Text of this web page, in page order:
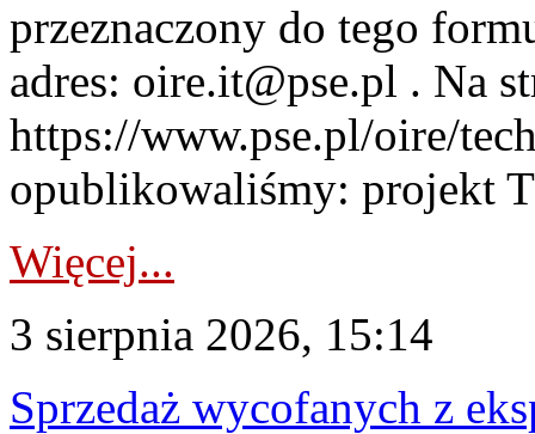
przeznaczony do tego
adres: oire.it@pse.pl . Na
https://www.pse.pl/oire/
opublikowaliśmy: projekt
Więcej...
3 sierpnia 2026, 15:14
Sprzedaż wycofanych z